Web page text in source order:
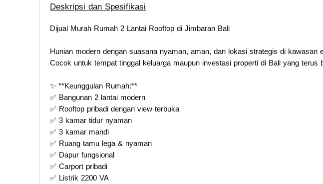
Deskripsi dan Spesifikasi
Dijual Murah Rumah 2 Lantai Rooftop di Jimbaran Bali
Hunian modern dengan suasana nyaman, aman, dan lokasi strategis di kawasan
Cocok untuk tempat tinggal keluarga maupun investasi properti di Bali yang terus
✨ **Keunggulan Rumah:**
✅ Bangunan 2 lantai modern
✅ Rooftop pribadi dengan view terbuka
✅ 3 kamar tidur nyaman
✅ 3 kamar mandi
✅ Ruang tamu lega & nyaman
✅ Dapur fungsional
✅ Carport pribadi
✅ Listrik 2200 VA